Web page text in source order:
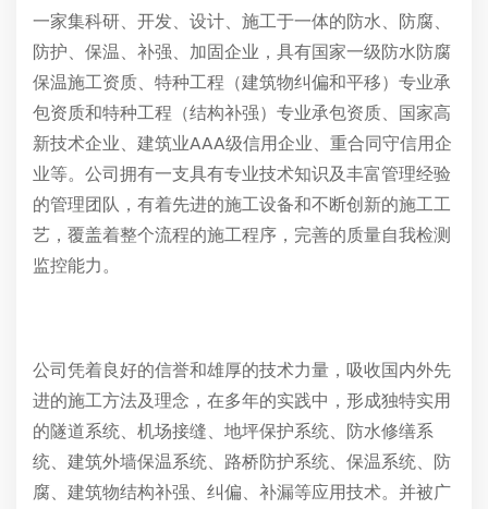
一家集科研、开发、设计、施工于一体的防水、防腐、
防护、保温、补强、加固企业，具有国家一级防水防腐
保温施工资质、特种工程（建筑物纠偏和平移）专业承
包资质和特种工程（结构补强）专业承包资质、国家高
新技术企业、建筑业AAA级信用企业、重合同守信用企
业等。公司拥有一支具有专业技术知识及丰富管理经验
的管理团队，有着先进的施工设备和不断创新的施工工
艺，覆盖着整个流程的施工程序，完善的质量自我检测
监控能力。
公司凭着良好的信誉和雄厚的技术力量，吸收国内外先
进的施工方法及理念，在多年的实践中，形成独特实用
的隧道系统、机场接缝、地坪保护系统、防水修缮系
统、建筑外墙保温系统、路桥防护系统、保温系统、防
腐、建筑物结构补强、纠偏、补漏等应用技术。并被广